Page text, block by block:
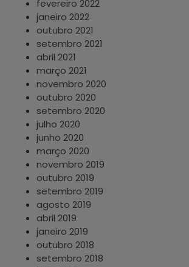
fevereiro 2022
janeiro 2022
outubro 2021
setembro 2021
abril 2021
março 2021
novembro 2020
outubro 2020
setembro 2020
julho 2020
junho 2020
março 2020
novembro 2019
outubro 2019
setembro 2019
agosto 2019
abril 2019
janeiro 2019
outubro 2018
setembro 2018